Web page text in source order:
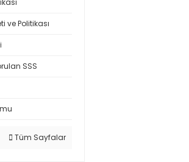
ve Politikası
SSS
Tüm Sayfalar